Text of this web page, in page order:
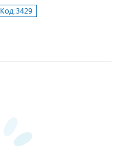
Код:3429